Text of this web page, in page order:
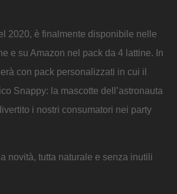
2020, è finalmente disponibile nelle
e su Amazon nel pack da 4 lattine. In
con pack personalizzati in cui il
Snappy: la mascotte dell’astronauta
i nostri consumatori nei party
novità, tutta naturale e senza inutili